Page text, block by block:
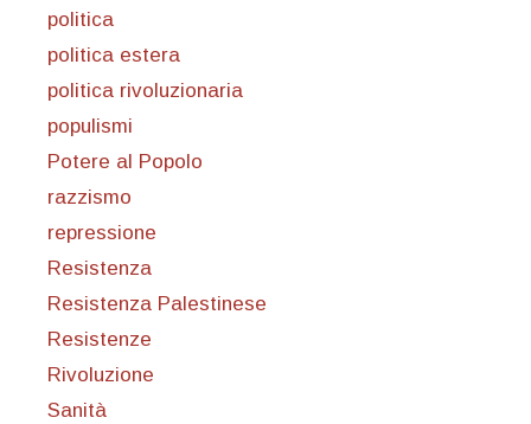
politica
politica estera
politica rivoluzionaria
populismi
Potere al Popolo
razzismo
repressione
Resistenza
Resistenza Palestinese
Resistenze
Rivoluzione
Sanità